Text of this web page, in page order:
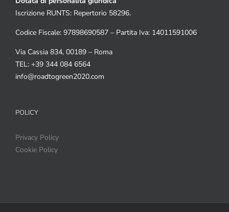
Iscrizione RUNTS: Repertorio 58296.
Codice Fiscale: 97898690587 – Partita Iva: 14011591006
Via Cassia 834, 00189 – Roma
TEL: +39 344 084 6564
info@roadtogreen2020.com
POLICY
Privacy Policy
Cookie Policy